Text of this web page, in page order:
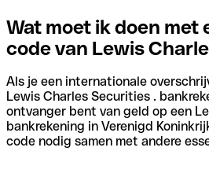
Wat moet ik doen met
code van Lewis
Als je een internationale
Lewis Charles Securities .
ontvanger bent van geld op een
bankrekening in Verenigd
code nodig samen met andere